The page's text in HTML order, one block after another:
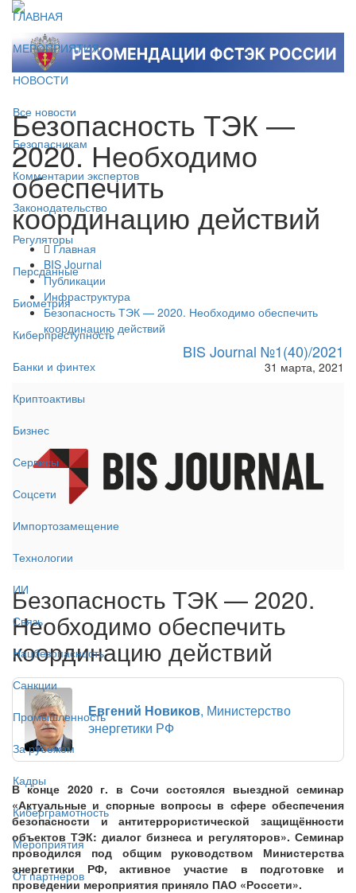
ГЛАВНАЯ
МЕРОПРИЯТИЯ
НОВОСТИ
Все новости
Безопасникам
Комментарии экспертов
Законодательство
Регуляторы
Персданные
Биометрия
Киберпреступность
Банки и финтех
Криптоактивы
Бизнес
Сервисы
Соцсети
Импортозамещение
Технологии
ИИ
Связь
Нацбезопасность
Санкции
Промышленность
За рубежом
Кадры
Киберграмотность
Мероприятия
От партнёров
Безопасность ТЭК —
2020. Необходимо
обеспечить
координацию действий
Главная
BIS Journal
Публикации
Инфраструктура
Безопасность ТЭК — 2020. Необходимо обеспечить
координацию действий
BIS Journal №1(40)/2021
31 марта, 2021
Безопасность ТЭК — 2020.
Необходимо обеспечить
координацию действий
Евгений Новиков, Министерство
энергетики РФ
В конце 2020 г. в Сочи состоялся выездной семинар
«Актуальные и спорные вопросы в сфере обеспечения
безопасности и антитеррористической защищённости
объектов ТЭК: диалог бизнеса и регуляторов». Семинар
проводился под общим руководством Министерства
энергетики РФ, активное участие в подготовке и
проведении мероприятия приняло ПАО «Россети».